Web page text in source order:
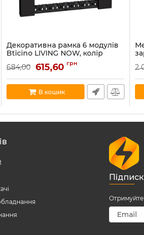
Декоративна рамка 6 модулів
Bticino LIVING NOW, колір
чорний KA4806KG
Артикул:
KA4806KG
В наявності:1
684,00 615,60 грн
В кошик
В
2
Отримуйте